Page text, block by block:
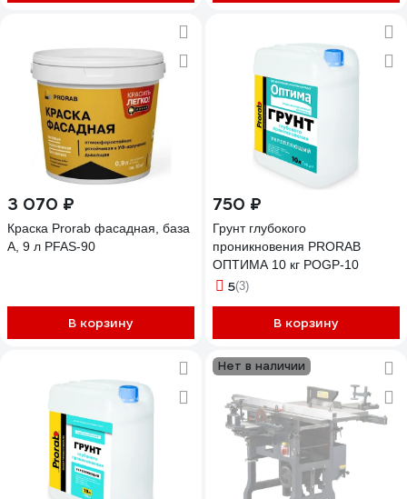
3 070 ₽
Краска Prorab фасадная, база
A, 9 л PFAS-90
В корзину
750 ₽
Грунт глубокого
проникновения PRORAB
ОПТИМА 10 кг POGP-10
5(3)
В корзину
Нет в наличии